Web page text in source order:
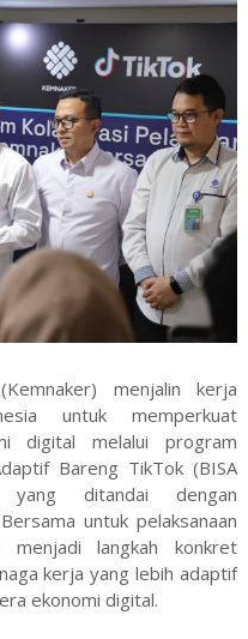
menjalin kerja
untuk memperkuat
digital melalui program
Bareng TikTok (BISA
yang ditandai dengan
untuk pelaksanaan
langkah konkret
kerja yang lebih adaptif
ekonomi digital.